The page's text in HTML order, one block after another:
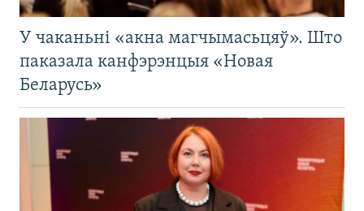
У чаканьні «акна магчымасьцяў». Што
паказала канфэрэнцыя «Новая
Беларусь»